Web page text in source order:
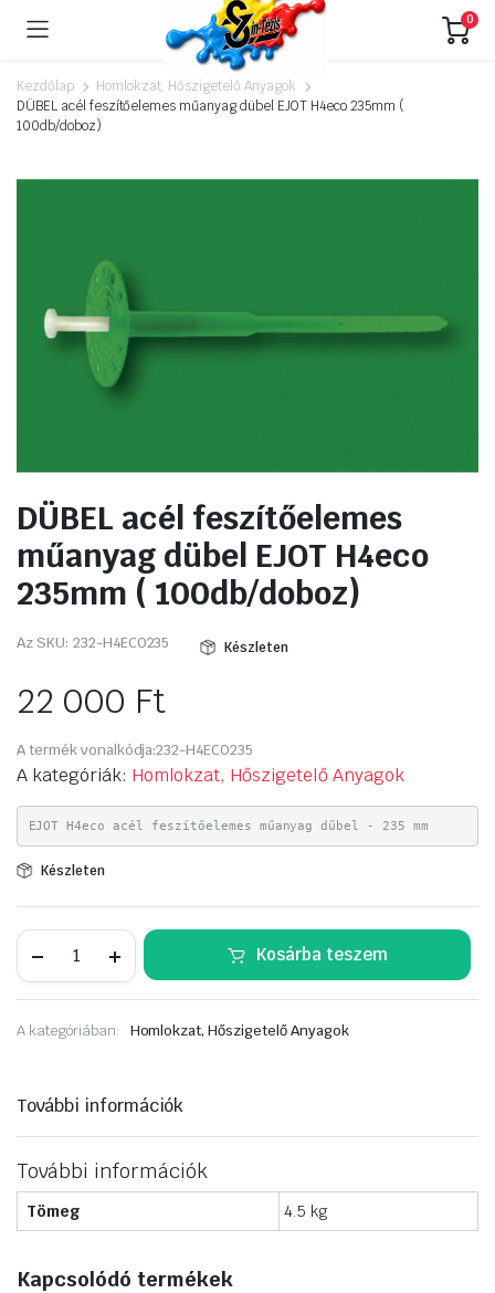
0
Kezdőlap
Homlokzat, Hőszigetelő Anyagok
DÜBEL acél feszítőelemes műanyag dübel EJOT H4eco 235mm (
100db/doboz)
DÜBEL acél feszítőelemes
műanyag dübel EJOT H4eco
235mm ( 100db/doboz)
Az SKU: 232-H4ECO235 Készleten
22 000 Ft
A termék vonalkódja:232-H4ECO235
A kategóriák: Homlokzat, Hőszigetelő Anyagok
EJOT H4eco acél feszítőelemes műanyag dűbel - 235 mm
Készleten
acél
feszítőelemes
műanyag
EJOT
100db/doboz)
Kosárba teszem
A kategóriában: Homlokzat, Hőszigetelő Anyagok
További információk
További információk
Tömeg 4.5 kg
Kapcsolódó termékek